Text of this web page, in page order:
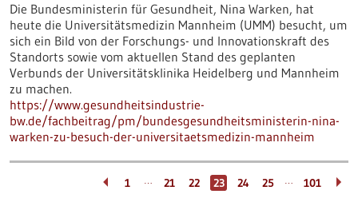
Die Bundesministerin für Gesundheit, Nina Warken, hat
heute die Universitätsmedizin Mannheim (UMM) besucht, um
sich ein Bild von der Forschungs- und Innovationskraft des
Standorts sowie vom aktuellen Stand des geplanten
Verbunds der Universitätsklinika Heidelberg und Mannheim
zu machen.
https://www.gesundheitsindustrie-
bw.de/fachbeitrag/pm/bundesgesundheitsministerin-nina-
warken-zu-besuch-der-universitaetsmedizin-mannheim
1 … 21 22 23 24 25 … 101